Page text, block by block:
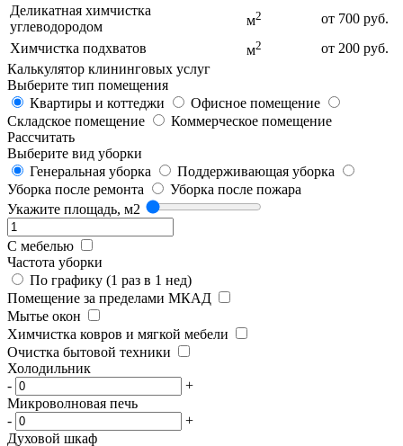
Деликатная химчистка
углеводородом
м2
от 700 руб.
Химчистка подхватов
м2
от 200 руб.
Калькулятор клининговых услуг
Выберите тип помещения
Квартиры и коттеджи
Офисное помещение
Складское помещение
Коммерческое помещение
Рассчитать
Выберите вид уборки
Генеральная уборка
Поддерживающая уборка
Уборка после ремонта
Уборка после пожара
Укажите площадь, м2
С мебелью
Частота уборки
По графику (1 раз в 1 нед)
Помещение за пределами МКАД
Мытье окон
Химчистка ковров и мягкой мебели
Очистка бытовой техники
Холодильник
-
+
Микроволновая печь
-
+
Духовой шкаф